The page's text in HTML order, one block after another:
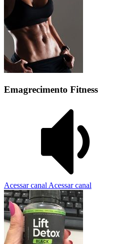
Emagrecimento Fitness
Acessar canal Acessar canal